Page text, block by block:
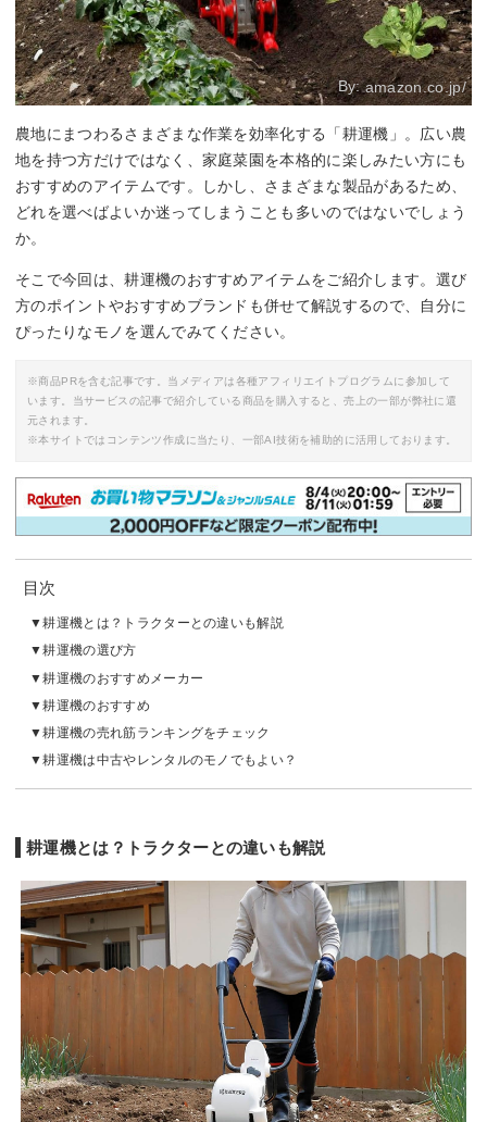
By:amazon.co.jp/
農地にまつわるさまざまな作業を効率化する「耕運機」。広い農
地を持つ方だけではなく、家庭菜園を本格的に楽しみたい方にも
おすすめのアイテムです。しかし、さまざまな製品があるため、
どれを選べばよいか迷ってしまうことも多いのではないでしょう
か。
そこで今回は、耕運機のおすすめアイテムをご紹介します。選び
方のポイントやおすすめブランドも併せて解説するので、自分に
ぴったりなモノを選んでみてください。
※商品PRを含む記事です。当メディアは各種アフィリエイトプログラムに参加して
います。当サービスの記事で紹介している商品を購入すると、売上の一部が弊社に還
元されます。
※本サイトではコンテンツ作成に当たり、一部AI技術を補助的に活用しております。
目次
耕運機とは？トラクターとの違いも解説
耕運機の選び方
耕運機のおすすめメーカー
耕運機のおすすめ
耕運機の売れ筋ランキングをチェック
耕運機は中古やレンタルのモノでもよい？
耕運機とは？トラクターとの違いも解説